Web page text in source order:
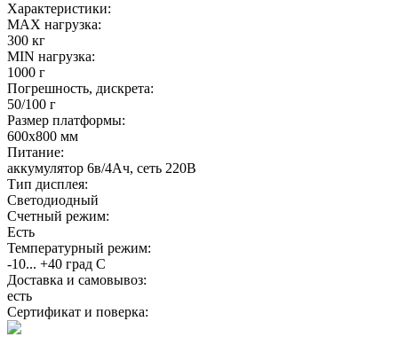
Характеристики:
MAX нагрузка:
300 кг
MIN нагрузка:
1000 г
Погрешность, дискрета:
50/100 г
Размер платформы:
600х800 мм
Питание:
аккумулятор 6в/4Ач, сеть 220В
Тип дисплея:
Светодиодный
Счетный режим:
Есть
Температурный режим:
-10... +40 град С
Доставка и самовывоз:
есть
Сертификат и поверка: